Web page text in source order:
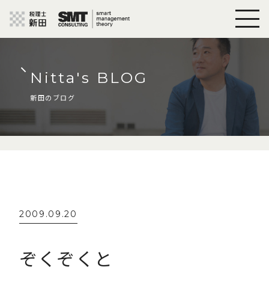
Nitta's BLOG
新田のブログ
2009.09.20
ぞくぞくと